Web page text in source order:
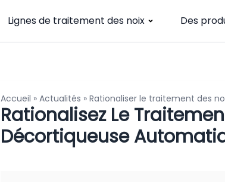
Lignes de traitement des noix Des
Accueil » Actualités » Rationaliser le traitement des
Rationalisez Le
Décortiqueuse